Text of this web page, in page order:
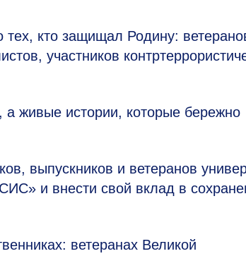
кто защищал Родину:
участников
живые истории, которые бережно
выпускников и ветеранов
и внести свой вклад в
ветеранах Великой